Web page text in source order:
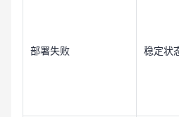
部署失败 稳定状